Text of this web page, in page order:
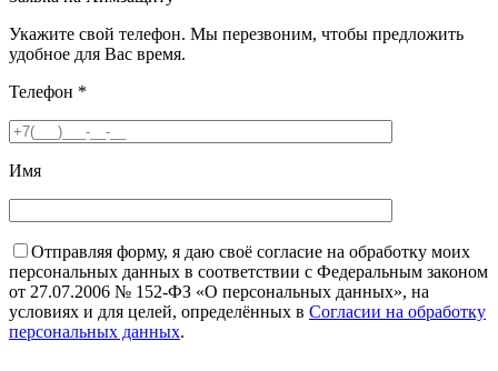
Укажите свой телефон. Мы перезвоним, чтобы предложить
удобное для Вас время.
Телефон *
Имя
Отправляя форму, я даю своё согласие на обработку моих
персональных данных в соответствии с Федеральным законом
от 27.07.2006 № 152-ФЗ «О персональных данных», на
условиях и для целей, определённых в Согласии на обработку
персональных данных.